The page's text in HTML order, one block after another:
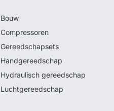
Bouw
Compressoren
Gereedschapsets
Handgereedschap
Hydraulisch gereedschap
Luchtgereedschap